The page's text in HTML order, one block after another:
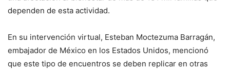
dependen de esta actividad.
En su intervención virtual, Esteban Moctezuma Barragán,
embajador de México en los Estados Unidos, mencionó
que este tipo de encuentros se deben replicar en otras